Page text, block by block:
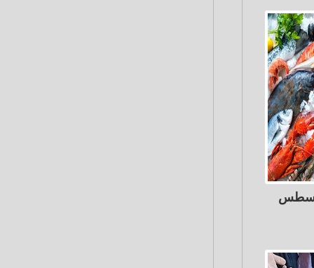
اليوم الثلاثاء 4 أغسطس